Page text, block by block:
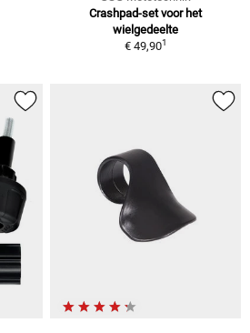
Crashpad-set voor het
wielgedeelte
€ 49,901